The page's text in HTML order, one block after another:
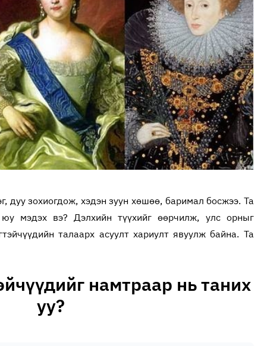
дуу зохиогдож, хэдэн зуун хөшөө, баримал босжээ. Та
юу мэдэх вэ? Дэлхийн түүхийг өөрчилж, улс орныг
талаарх асуулт хариулт явуулж байна. Та
намтраар нь таних
уу?